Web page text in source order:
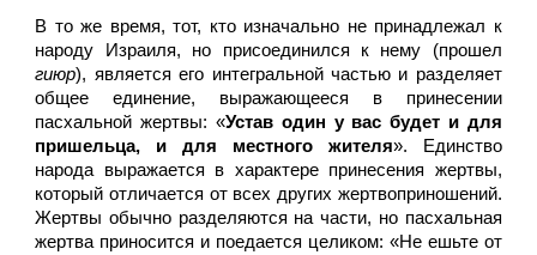
В то же время, тот, кто изначально не принадлежал к
народу Израиля, но присоединился к нему (прошел
гиюр), является его интегральной частью и разделяет
общее единение, выражающееся в принесении
пасхальной жертвы: «Устав один у вас будет и для
пришельца, и для местного жителя». Единство
народа выражается в характере принесения жертвы,
который отличается от всех других жертвоприношений.
Жертвы обычно разделяются на части, но пасхальная
жертва приносится и поедается целиком: «Не ешьте от